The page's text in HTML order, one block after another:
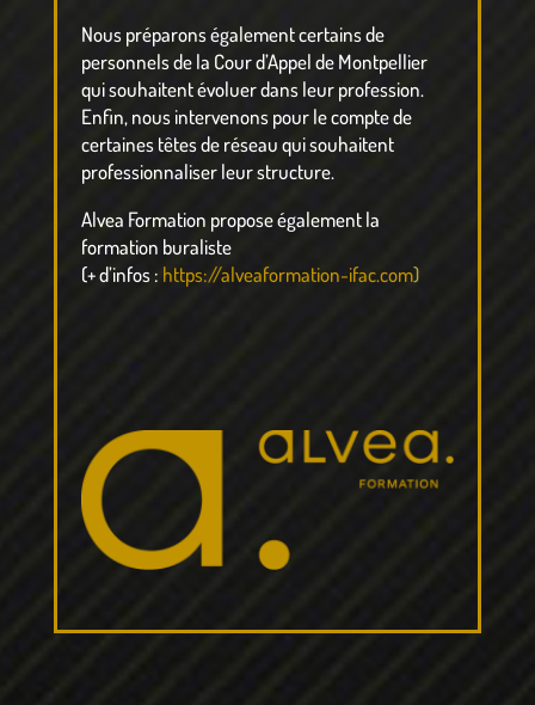
Nous préparons également certains de
personnels de la Cour d’Appel de Montpellier
qui souhaitent évoluer dans leur profession.
Enfin, nous intervenons pour le compte de
certaines têtes de réseau qui souhaitent
professionnaliser leur structure.
Alvea Formation propose également la
formation buraliste
(+ d’infos : https://alveaformation-ifac.com)